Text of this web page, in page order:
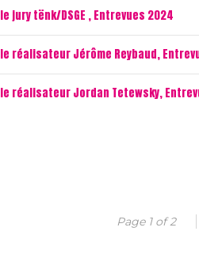
jury tënk/DSGE , Entrevues 2024
réalisateur Jérôme Reybaud,
réalisateur Jordan Tetewsky,
Page 1 of 2